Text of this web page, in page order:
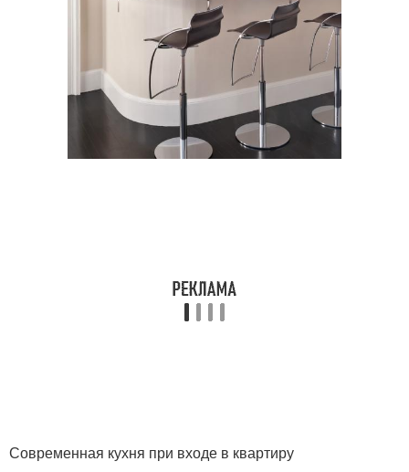
Современная кухня при входе в квартиру